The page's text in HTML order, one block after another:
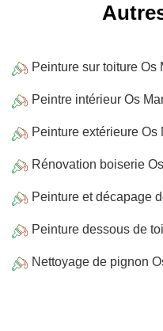
Peinture sur toiture Os
Peintre intérieur Os
Peinture extérieure Os
Rénovation boiserie
Peinture et décapage
Peinture dessous de
Nettoyage de pignon